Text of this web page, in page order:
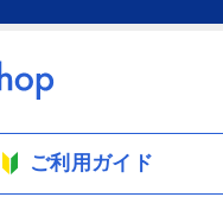
ご利用ガイド